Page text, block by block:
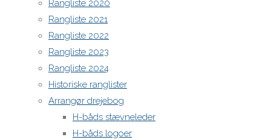
Rangliste 2020
Rangliste 2021
Rangliste 2022
Rangliste 2023
Rangliste 2024
Historiske ranglister
Arrangør drejebog
H-båds stævneleder
H-båds logoer
Din e-
mailadresse
vil ikke
blive
publiceret.
Krævede
felter er
markeret